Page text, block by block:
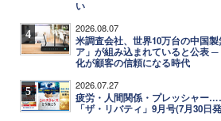
い
4 2026.08.07
米調査会社、世界10万台の中国
ア」が組み込まれていると公表
化が顧客の信頼になる時代
5 2026.07.27
疲労・人間関係・プレッシャー
「ザ・リバティ」9月号(7月30日